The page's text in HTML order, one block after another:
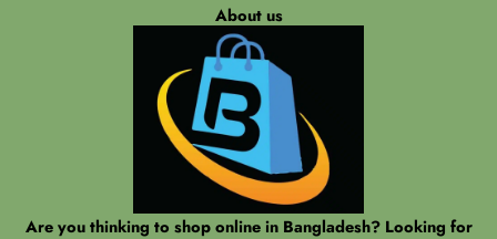
About us
Are you thinking to shop online in Bangladesh? Looking for